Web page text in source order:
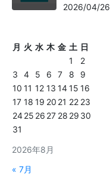
2026/04/26
2026年8月
月 火 水 木 金 土 日
1
2
3
4 5 6 7 8
9
10 11 12 13 1415 16
17 18 19 20 21 22 23
2425 26 27 28 29 30
31
« 7月